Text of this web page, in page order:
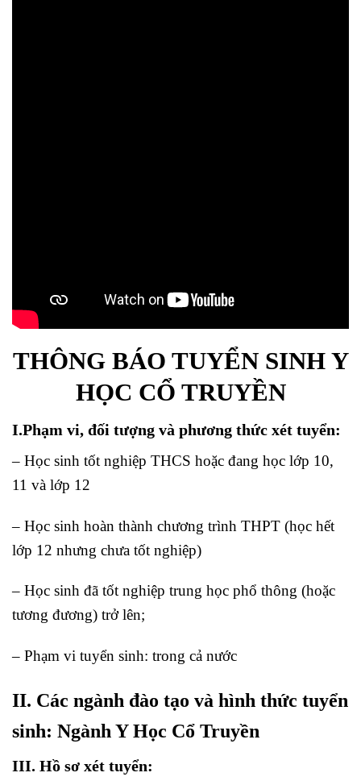
THÔNG BÁO TUYỂN SINH Y
HỌC CỔ TRUYỀN
I.Phạm vi, đối tượng và phương thức xét tuyển:
– Học sinh tốt nghiệp THCS hoặc đang học lớp 10,
11 và lớp 12
– Học sinh hoàn thành chương trình THPT (học hết
lớp 12 nhưng chưa tốt nghiệp)
– Học sinh đã tốt nghiệp trung học phổ thông (hoặc
tương đương) trở lên;
– Phạm vi tuyển sinh: trong cả nước
II. Các ngành đào tạo và hình thức tuyển
sinh: Ngành Y Học Cổ Truyền
III. Hồ sơ xét tuyển: